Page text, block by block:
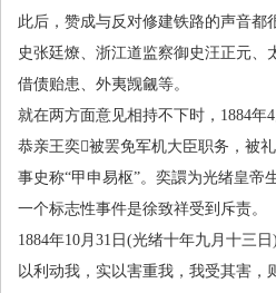
此后，赞成与反对修建铁路的声音
史张廷燎、浙江道监察御史汪正元
借债贻患、外夷觊觎等。
就在两方面意见相持不下时， 1884年4
恭亲王奕被罢免军机大臣职务，被
事史称“甲申易枢”。奕譞为光绪皇
一个标志性事件是徐致祥受到斥责。
1884年10月 31 日 (光绪十年九月十三日 )
以利动我，实以害重我，我受其害